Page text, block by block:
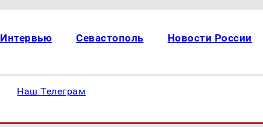
Интервью Севастополь Новости России
Наш Телеграм